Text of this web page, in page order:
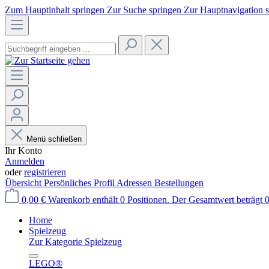
Zum Hauptinhalt springen Zur Suche springen Zur Hauptnavigation
Menü schließen
Ihr Konto
Anmelden
oderregistrieren
Übersicht Persönliches Profil Adressen Bestellungen
0,00 € Warenkorb enthält 0 Positionen. Der Gesamtwert beträgt
Home
Spielzeug
Zur Kategorie Spielzeug
LEGO®